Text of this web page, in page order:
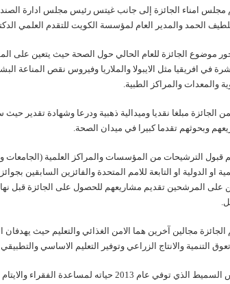
امناء الجائزة إلى جانب غيتس رئيس مجلس ادارة
الحمد والمدير العام لمؤسسة الكويت للتقدم العلمي
موضوع الجائزة للعام الحالي حول الصحة حيث يتعين على
في افريقيا مثل الايبولا والملاريا وفيروس نقص المناعة
والمعدات والمراكز الطبية.
الجائزة مبلغا نقديا وميدالية ذهبية ودرعا وشهادة تقدير
وبحوثهم تقدما كبيرا في ميدان الصحة.
قبول الترشيحات من المؤسسات والمراكز العلمية (الجامعات
او الدولية او التابعة للامم المتحدة والفائزين السابقين
على المرشحين تقديم مشاريعهم للحصول على الجائزة قبل
مجالين آخرين هما الامن الغذائي والتعليم حيث
تعوق التنمية والانتاج الزراعي وتوفير التعليم الاساسي
وكرس السميط الذي توفي عام 2013 حياته